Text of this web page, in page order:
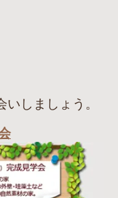
しましょう。